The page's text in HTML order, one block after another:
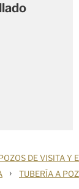
DE VISITA Y
› TUBERÍA A